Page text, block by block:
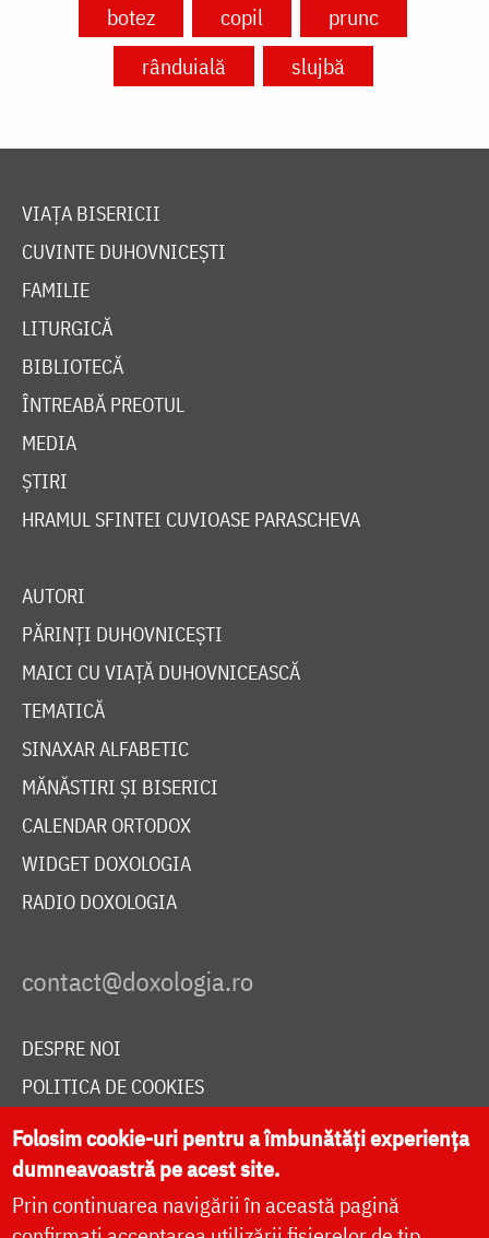
botez copil
prunc
rânduială
slujbă
VIAȚA BISERICII
CUVINTE DUHOVNICEȘTI
FAMILIE
LITURGICĂ
BIBLIOTECĂ
ÎNTREABĂ PREOTUL
MEDIA
ȘTIRI
HRAMUL SFINTEI CUVIOASE PARASCHEVA
AUTORI
PĂRINȚI DUHOVNICEȘTI
MAICI CU VIAȚĂ DUHOVNICEASCĂ
TEMATICĂ
SINAXAR ALFABETIC
MĂNĂSTIRI ȘI BISERICI
CALENDAR ORTODOX
WIDGET DOXOLOGIA
RADIO DOXOLOGIA
DESPRE NOI
POLITICA DE COOKIES
DONEAZĂ ONLINE PENTRU CATEDRALA NAȚIONALĂ
LIVE
Folosim cookie-uri pentru a îmbunătăți experiența
dumneavoastră pe acest site.
Prin continuarea navigării în această pagină